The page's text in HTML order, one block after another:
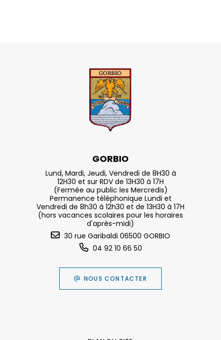
GORBIO
Lund, Mardi, Jeudi, Vendredi de 8H30 à
12H30 et sur RDV de 13H30 à 17H
(Fermée au public les Mercredis)
Permanence téléphonique Lundi et
Vendredi de 8h30 à 12h30 et de 13H30 à 17H
(hors vacances scolaires pour les horaires
d'après-midi)
30 rue Garibaldi 06500 GORBIO
04 92 10 66 50
NOUS CONTACTER